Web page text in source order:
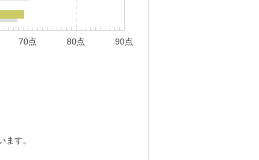
70点 80点 90点
す。